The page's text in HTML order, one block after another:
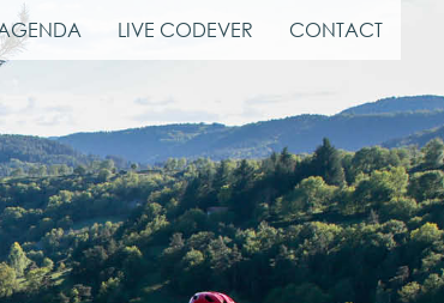
LIVE CODEVER CONTACT